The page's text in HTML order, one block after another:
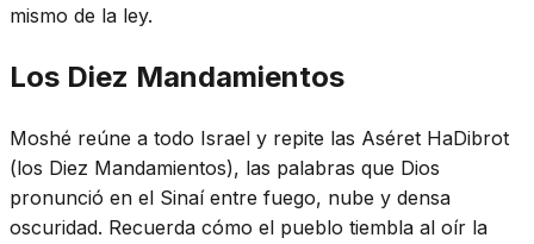
mismo de la ley.
Los Diez Mandamientos
Moshé reúne a todo Israel y repite las Aséret HaDibrot
(los Diez Mandamientos), las palabras que Dios
pronunció en el Sinaí entre fuego, nube y densa
oscuridad. Recuerda cómo el pueblo tiembla al oír la